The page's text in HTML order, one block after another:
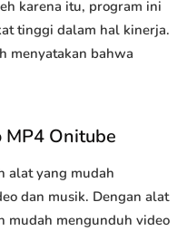
karena itu, program ini
tinggi dalam hal kinerja.
menyatakan bahwa
Onitube
alat yang mudah
dan musik. Dengan alat
mudah mengunduh video